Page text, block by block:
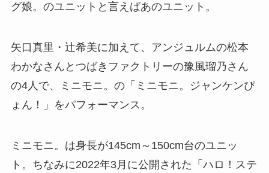
グ娘。のユニットと言えばあのユニット。
矢口真里・辻希美に加えて、アンジュルムの松本
わかなさんとつばきファクトリーの豫風瑠乃さん
の4人で、ミニモニ。の「ミニモニ。ジャンケンぴ
ょん！」をパフォーマンス。
ミニモニ。は身長が145cm～150cm台のユニッ
ト。ちなみに2022年3月に公開された「ハロ！ステ